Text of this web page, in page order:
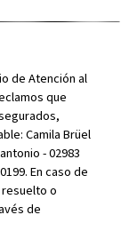
de Atención al
que
Camila Brüel
- 02983
En caso de
o
de